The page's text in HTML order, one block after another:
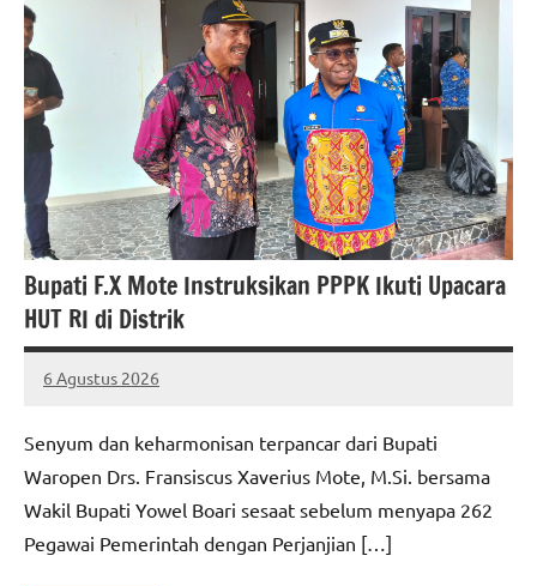
Bupati F.X Mote Instruksikan PPPK Ikuti Upacara
HUT RI di Distrik
6 Agustus 2026
MEPAGO
No
Senyum dan keharmonisan terpancar dari Bupati
Waropen Drs. Fransiscus Xaverius Mote, M.Si. bersama
Wakil Bupati Yowel Boari sesaat sebelum menyapa 262
Pegawai Pemerintah dengan Perjanjian […]